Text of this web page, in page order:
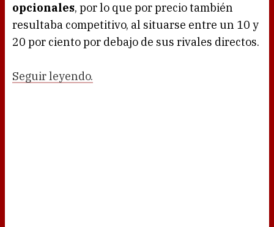
opcionales, por lo que por precio también
resultaba competitivo, al situarse entre un 10 y
20 por ciento por debajo de sus rivales directos.
Seguir leyendo.